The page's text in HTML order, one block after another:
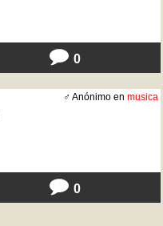
0
♂ Anónimo en musica
0